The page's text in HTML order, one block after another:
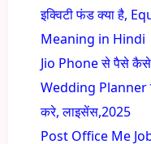
इक्विटी फंड क्या है,
Meaning in Hindi
Jio Phone से पैसे कैसे
Wedding Planner
करे, लाइसेंस,2025
Post Office Me